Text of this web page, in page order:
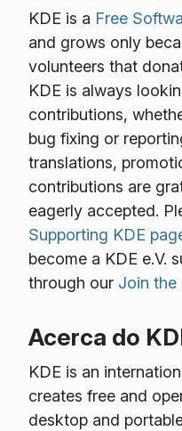
KDE is a Free
and grows only
volunteers that
KDE is always
contributions,
bug fixing or
translations,
contributions are
eagerly accepted.
Supporting KDE
become a KDE e.V.
through our Join the
Acerca do
KDE is an
creates free and
desktop and